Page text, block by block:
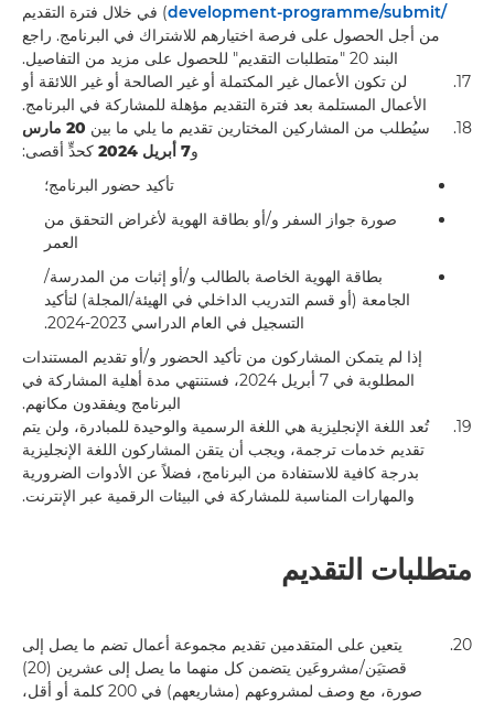
development-programme/submit/‎) في خلال فترة التقديم
من أجل الحصول على فرصة اختيارهم للاشتراك في البرنامج. راجع
البند 20 "متطلبات التقديم" للحصول على مزيد من التفاصيل.
17.
لن تكون الأعمال غير المكتملة أو غير الصالحة أو غير اللائقة أو
الأعمال المستلمة بعد فترة التقديم مؤهلة للمشاركة في البرنامج.
18.
سيُطلب من المشاركين المختارين تقديم ما يلي ما بين 20 مارس
و7 أبريل 2024
كحدٍّ أقصى:
تأكيد حضور البرنامج؛
صورة جواز السفر و/أو بطاقة الهوية لأغراض التحقق من
العمر
بطاقة الهوية الخاصة بالطالب و/أو إثبات من المدرسة/
الجامعة (أو قسم التدريب الداخلي في الهيئة/المجلة) لتأكيد
التسجيل في العام الدراسي 2023-2024.
إذا لم يتمكن المشاركون من تأكيد الحضور و/أو تقديم المستندات
المطلوبة في 7 أبريل 2024، فستنتهي مدة أهلية المشاركة في
البرنامج ويفقدون مكانهم.
19.
تُعد اللغة الإنجليزية هي اللغة الرسمية والوحيدة للمبادرة، ولن يتم
تقديم خدمات ترجمة، ويجب أن يتقن المشاركون اللغة الإنجليزية
بدرجة كافية للاستفادة من البرنامج، فضلاً عن الأدوات الضرورية
والمهارات المناسبة للمشاركة في البيئات الرقمية عبر الإنترنت.
متطلبات التقديم
20.
يتعين على المتقدمين تقديم مجموعة أعمال تضم ما يصل إلى
قصتيَن/مشروعَين يتضمن كل منهما ما يصل إلى عشرين (20)
صورة، مع وصف لمشروعهم (مشاريعهم) في 200 كلمة أو أقل،